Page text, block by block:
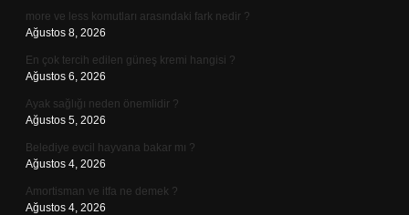
more ve less komutları arasındaki fark nedir ?
Ağustos 8, 2026
En çok tercih edilen güneş kremi hangisi ?
Ağustos 6, 2026
Ayak sağlığı neden önemlidir ?
Ağustos 5, 2026
Belediye evcil hayvana bakar mı ?
Ağustos 4, 2026
Amortisman ve itfa ne demek ?
Ağustos 4, 2026